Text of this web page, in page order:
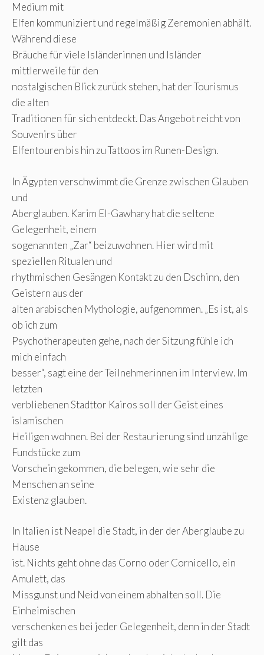
Medium mit
Elfen kommuniziert und regelmäßig Zeremonien abhält.
Während diese
Bräuche für viele Isländerinnen und Isländer
mittlerweile für den
nostalgischen Blick zurück stehen, hat der Tourismus
die alten
Traditionen für sich entdeckt. Das Angebot reicht von
Souvenirs über
Elfentouren bis hin zu Tattoos im Runen-Design.
In Ägypten verschwimmt die Grenze zwischen Glauben
und
Aberglauben. Karim El-Gawhary hat die seltene
Gelegenheit, einem
sogenannten „Zar“ beizuwohnen. Hier wird mit
speziellen Ritualen und
rhythmischen Gesängen Kontakt zu den Dschinn, den
Geistern aus der
alten arabischen Mythologie, aufgenommen. „Es ist, als
ob ich zum
Psychotherapeuten gehe, nach der Sitzung fühle ich
mich einfach
besser“, sagt eine der Teilnehmerinnen im Interview. Im
letzten
verbliebenen Stadttor Kairos soll der Geist eines
islamischen
Heiligen wohnen. Bei der Restaurierung sind unzählige
Fundstücke zum
Vorschein gekommen, die belegen, wie sehr die
Menschen an seine
Existenz glauben.
In Italien ist Neapel die Stadt, in der der Aberglaube zu
Hause
ist. Nichts geht ohne das Corno oder Cornicello, ein
Amulett, das
Missgunst und Neid von einem abhalten soll. Die
Einheimischen
verschenken es bei jeder Gelegenheit, denn in der Stadt
gilt das